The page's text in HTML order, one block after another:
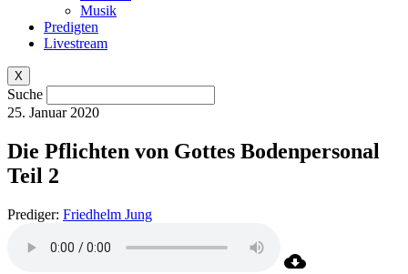
Musik
Predigten
Livestream
X
Suche
25. Januar 2020
Die Pflichten von Gottes Bodenpersonal
Teil 2
Prediger: Friedhelm Jung